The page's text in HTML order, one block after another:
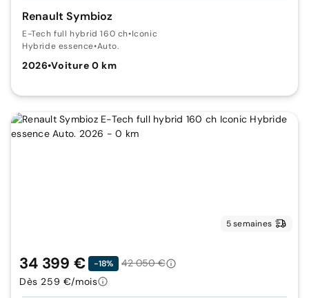
Renault Symbioz
E-Tech full hybrid 160 ch•Iconic
Hybride essence•Auto.
2026•Voiture 0 km
5 semaines
34 399 € -18%
42 050 €
Dès 259 €/mois